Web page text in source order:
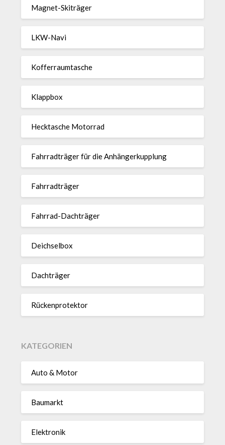
Magnet-Ski­träger
LKW-Navi
Kof­fer­raum­ta­sche
Klappbox
Heck­ta­sche Motorrad
Fahr­rad­träger für die Anhän­ger­kup­p­lung
Fahr­rad­träger
Fahrrad-Dach­träger
Deich­selbox
Dach­träger
Rücken­pro­tektor
KATEGORIEN
Auto & Motor
Baumarkt
Elektronik